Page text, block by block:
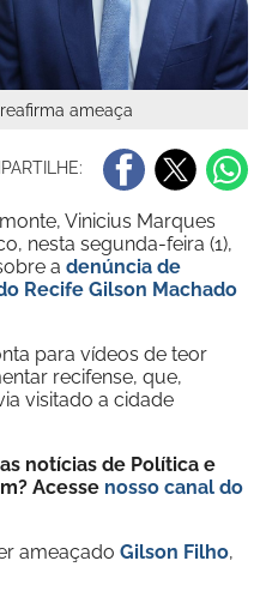
ameaça
Vinicius Marques
nesta segunda-feira (1),
a denúncia de
Recife Gilson Machado
para vídeos de teor
recifense, que,
visitado a cidade
notícias de Política e
Acesse nosso canal do
ameaçado Gilson Filho,